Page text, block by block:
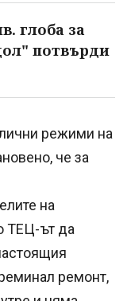
глоба за
потвърди
режими на
че за
на
ТЕЦ-ът да
ремонт,